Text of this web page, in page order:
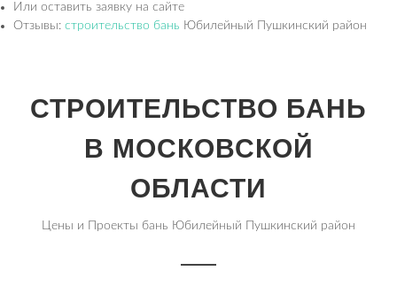
Или оставить заявку на сайте
Отзывы: строительство бань Юбилейный Пушкинский район
СТРОИТЕЛЬСТВО БАНЬ
В МОСКОВСКОЙ
ОБЛАСТИ
Цены и Проекты бань Юбилейный Пушкинский район